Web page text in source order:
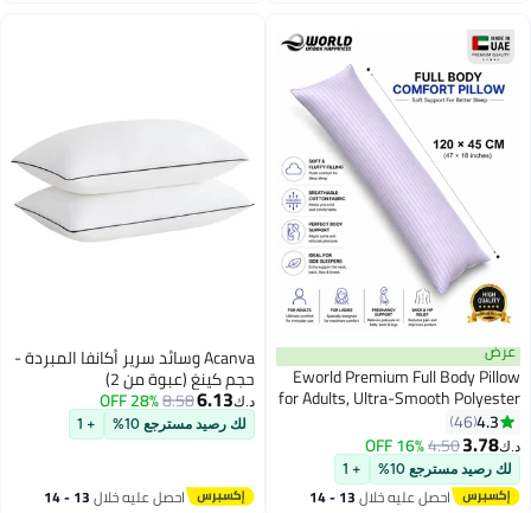
11
عرض
Eworld Premium Full Body Pillow
for Adults, Ultra-Smooth Polyester
Fiber, Breathable & Ideal for Side
Sleepers, with Ultra-Soft Cotton
Cover, Available in Multiple Colors,
120x45 cm
4.3
46
د.ك‏3.78
4.50
16% OFF
لك رصيد مسترجع 10% + 1
احصل عليه خلال 13 - 14
Acanva وسائد سرير أكانفا المبردة -
حجم كينغ (عبوة من 2)
د.ك‏6.13
8.58
28% OFF
لك رصيد مسترجع 10% + 1
احصل عليه خلال 13 - 14